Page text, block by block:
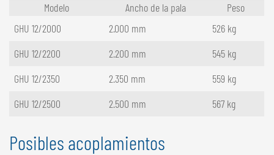
Modelo Ancho de la pala
Peso
GHU 12/2000
2.000 mm
526 kg
GHU 12/2200
2.200 mm
545 kg
GHU 12/2350
2.350 mm
559 kg
GHU 12/2500
2.500 mm 567 kg
Posibles acoplamientos